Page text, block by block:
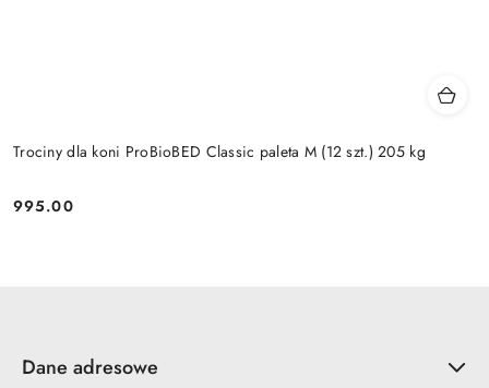
Trociny dla koni ProBioBED Classic paleta M (12 szt.) 205 kg
Cena:
995.00
Dane adresowe